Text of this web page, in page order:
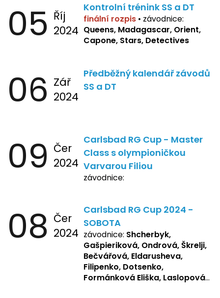
05 Říj
2024
Kontrolní trénink SS a DT
finální rozpis • závodnice:
Queens, Madagascar, Orient,
Capone, Stars, Detectives
06 Zář
2024
Předběžný kalendář závodů
SS a DT
09 Čer
2024
Carlsbad RG Cup - Master
Class s olympioničkou
Varvarou Filiou
závodnice:
08 Čer
2024
Carlsbad RG Cup 2024 -
SOBOTA
závodnice: Shcherbyk,
Gašpieriková, Ondrová, Škrelji,
Bečvářová, Eldarusheva,
Filipenko, Dotsenko,
Formánková Eliška, Laslopová